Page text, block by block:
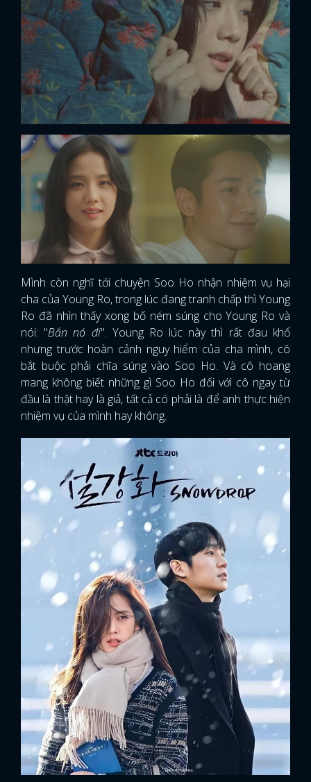
Mình còn nghĩ tới chuyện Soo Ho nhận nhiệm vụ hại
cha của Young Ro, trong lúc đang tranh chấp thì Young
Ro đã nhìn thấy xong bố ném súng cho Young Ro và
nói: "Bắn nó đi". Young Ro lúc này thì rất đau khổ
nhưng trước hoàn cảnh nguy hiểm của cha mình, cô
bắt buộc phải chĩa súng vào Soo Ho. Và cô hoang
mang không biết những gì Soo Ho đối với cô ngay từ
đầu là thật hay là giả, tất cả có phải là để anh thực hiện
nhiệm vụ của mình hay không.